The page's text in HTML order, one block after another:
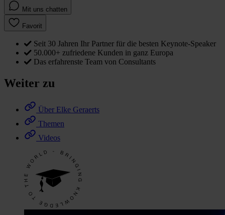
Mit uns chatten
Favorit
Seit 30 Jahren Ihr Partner für die besten Keynote-Speaker
50.000+ zufriedene Kunden in ganz Europa
Das erfahrenste Team von Consultants
Weiter zu
Über Elke Geraerts
Themen
Videos